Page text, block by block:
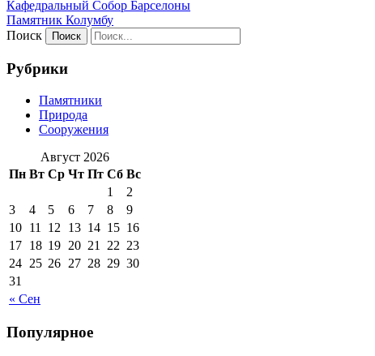
Кафeдрaльный Собор Барселоны
Пaмятник Колумбу
Поиск
Рубрики
Памятники
Природа
Сооружения
Август 2026
Пн Вт Ср Чт Пт Сб Вс
« Сен
1
2
3
4 5 6 7 8
9
10 11 12 13 14 15 16
17 18 19 20 21 22 23
24 25 26 27 28 29 30
31
Популярное